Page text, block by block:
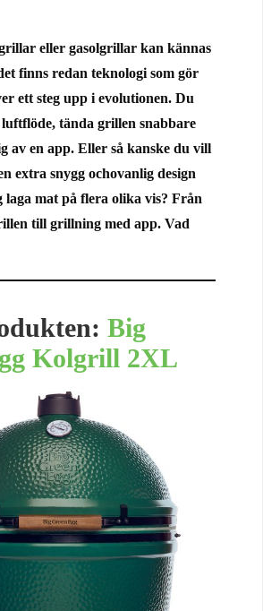
eller gasolgrillar kan kännas
finns redan teknologi som gör
ett steg upp i evolutionen. Du
tända grillen snabbare
av en app. Eller så kanske du vill
extra snygg ochovanlig design
laga mat på flera olika vis? Från
till grillning med app. Vad
Big
Kolgrill 2XL